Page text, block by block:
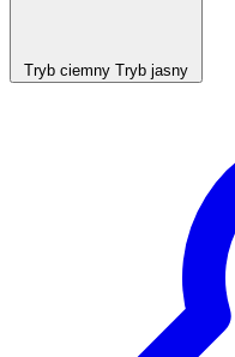
Tryb ciemny Tryb jasny